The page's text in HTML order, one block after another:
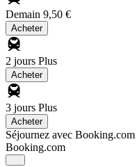
Demain 9,50 €
Acheter
2 jours Plus
Acheter
3 jours Plus
Acheter
Séjournez avec Booking.com
Booking.com